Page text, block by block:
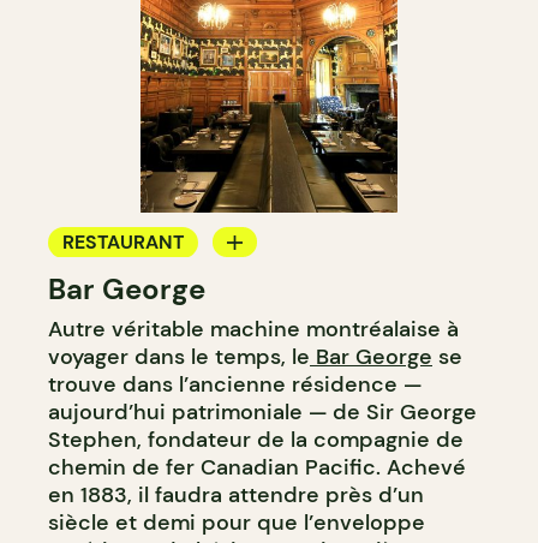
RESTAURANT
BAR
BAR À COCKTAIL
Bar George
Autre véritable machine montréalaise à
voyager dans le temps, le Bar George se
trouve dans l’ancienne résidence —
aujourd’hui patrimoniale — de Sir George
Stephen, fondateur de la compagnie de
chemin de fer Canadian Pacific. Achevé
en 1883, il faudra attendre près d’un
siècle et demi pour que l’enveloppe